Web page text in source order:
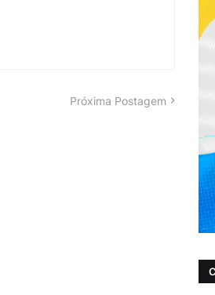
Próxima Postagem